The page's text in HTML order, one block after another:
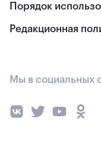
Порядок
Редакционная
Мы в социальных